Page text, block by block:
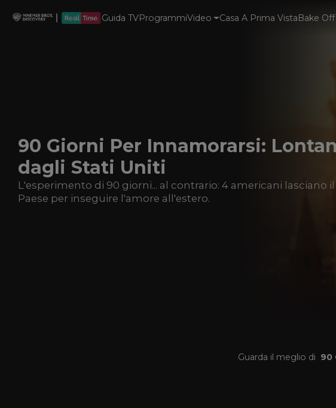
Guida TVProgrammiVideo Casa A Prima VistaBake
90 Giorni Per Innamorarsi:
dagli Stati Uniti
L'esperimento di 90 giorni... al contrario: 4 americani lasciano
Paese per inseguire l'amore all'estero.
Guarda il meglio di 90